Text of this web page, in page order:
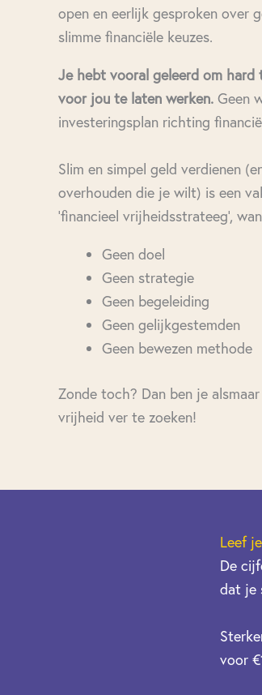
open en eerlijk gesproken over
slimme financiële keuzes.
Je hebt vooral geleerd om
voor jou te laten werken. Geen
investeringsplan richting
Slim en simpel geld verdienen
overhouden die je wilt) is een
‘financieel vrijheidsstrateeg’,
Geen doel
Geen strategie
Geen begeleiding
Geen gelijkgestemden
Geen bewezen methode
Zonde toch? Dan ben je
vrijheid ver te zoeken!
Leef
De
dat je
voor